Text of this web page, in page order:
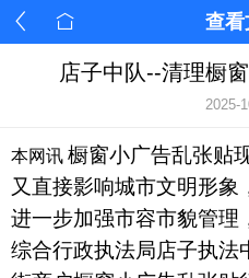
店子中队--清理橱
2025-
本网讯 橱窗小广告乱张贴
又直接影响城市文明形象
进一步加强市容市貌管理
综合行政执法局店子执法
查看